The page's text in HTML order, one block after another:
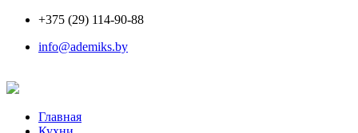
+375 (29) 114-90-88
info@ademiks.by
Главная